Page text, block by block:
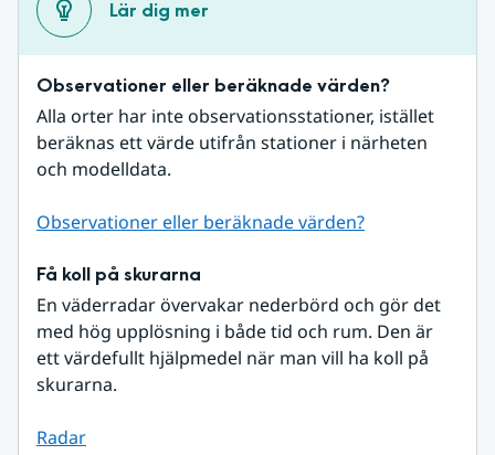
Lär dig mer
Observationer eller beräknade värden?
Alla orter har inte observationsstationer, istället
beräknas ett värde utifrån stationer i närheten
och modelldata.
Observationer eller beräknade värden?
Få koll på skurarna
En väderradar övervakar nederbörd och gör det
med hög upplösning i både tid och rum. Den är
ett värdefullt hjälpmedel när man vill ha koll på
skurarna.
Radar